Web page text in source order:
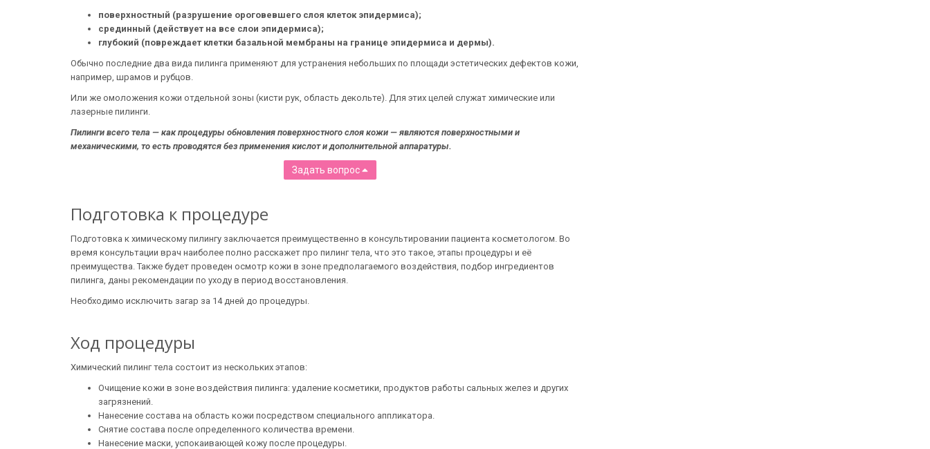
поверхностный (разрушение ороговевшего слоя клеток эпидермиса);
срединный (действует на все слои эпидермиса);
глубокий (повреждает клетки базальной мембраны на границе эпидермиса и дермы).
Обычно последние два вида пилинга применяют для устранения небольших по площади эстетических дефектов кожи,
например, шрамов и рубцов.
Или же омоложения кожи отдельной зоны (кисти рук, область декольте). Для этих целей служат химические или
лазерные пилинги.
Пилинги всего тела — как процедуры обновления поверхностного слоя кожи — являются поверхностными и
механическими, то есть проводятся без применения кислот и дополнительной аппаратуры.
Задать вопрос
Подготовка к процедуре
Подготовка к химическому пилингу заключается преимущественно в консультировании пациента косметологом. Во
время консультации врач наиболее полно расскажет про пилинг тела, что это такое, этапы процедуры и её
преимущества. Также будет проведен осмотр кожи в зоне предполагаемого воздействия, подбор ингредиентов
пилинга, даны рекомендации по уходу в период восстановления.
Необходимо исключить загар за 14 дней до процедуры.
Ход процедуры
Химический пилинг тела состоит из нескольких этапов:
Очищение кожи в зоне воздействия пилинга: удаление косметики, продуктов работы сальных желез и других
загрязнений.
Нанесение состава на область кожи посредством специального аппликатора.
Снятие состава после определенного количества времени.
Нанесение маски, успокаивающей кожу после процедуры.